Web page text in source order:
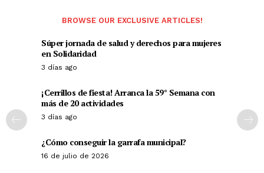
BROWSE OUR EXCLUSIVE ARTICLES!
Súper jornada de salud y derechos para mujeres
en Solidaridad
3 días ago
¡Cerrillos de fiesta! Arranca la 59° Semana con
más de 20 actividades
3 días ago
¿Cómo conseguir la garrafa municipal?
16 de julio de 2026